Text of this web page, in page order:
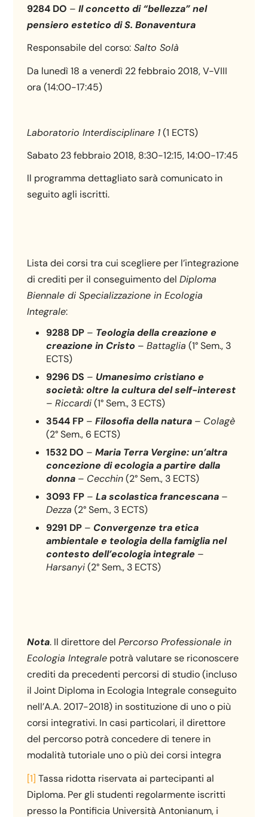
9284 DO –Il concetto di “bellezza” nel
pensiero estetico di S. Bonaventura
Responsabile del corso: Salto Solà
Da lunedì 18 a venerdì 22 febbraio 2018, V-VIII
ora (14:00-17:45)
Laboratorio Interdisciplinare 1(1 ECTS)
Sabato 23 febbraio 2018, 8:30-12:15, 14:00-17:45
Il programma dettagliato sarà comunicato in
seguito agli iscritti.
Lista dei corsi tra cui scegliere per l’integrazione
di crediti per il conseguimento delDiploma
Biennale di Specializzazione in Ecologia
Integrale:
9288 DP – Teologia della creazione e
creazione in Cristo –Battaglia (1° Sem., 3
ECTS)
9296 DS – Umanesimo cristiano e
società: oltre la cultura del self-interest
–Riccardi(1° Sem., 3 ECTS)
3544 FP –Filosofia della natura – Colagè
(2° Sem., 6 ECTS)
1532 DO –Maria Terra Vergine: un’altra
concezione di ecologia a partire dalla
donna – Cecchin(2° Sem., 3 ECTS)
3093 FP –La scolastica francescana –
Dezza (2° Sem., 3 ECTS)
9291 DP – Convergenze tra etica
ambientale e teologia della famiglia nel
contesto dell’ecologia integrale –
Harsanyi(2° Sem., 3 ECTS)
Nota. Il direttore delPercorso Professionale in
Ecologia Integrale potrà valutare se riconoscere
crediti da precedenti percorsi di studio (incluso
il Joint Diploma in Ecologia Integrale conseguito
nell’A.A. 2017-2018) in sostituzione di uno o più
corsi integrativi. In casi particolari, il direttore
del percorso potrà concedere di tenere in
modalità tutoriale uno o più dei corsi integra
[1] Tassa ridotta riservata ai partecipanti al
Diploma. Per gli studenti regolarmente iscritti
presso la Pontificia Università Antonianum, i